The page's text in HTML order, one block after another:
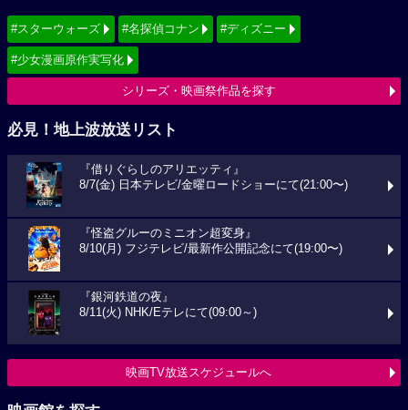
#スターウォーズ #名探偵コナン #ディズニー
#少女漫画原作実写化
シリーズ・映画祭作品を探す
必見！地上波放送リスト
『借りぐらしのアリエッティ』
8/7(金) 日本テレビ/金曜ロードショーにて(21:00〜)
『怪盗グルーのミニオン超変身』
8/10(月) フジテレビ/最新作公開記念にて(19:00〜)
『銀河鉄道の夜』
8/11(火) NHK/Eテレにて(09:00～)
映画TV放送スケジュールへ